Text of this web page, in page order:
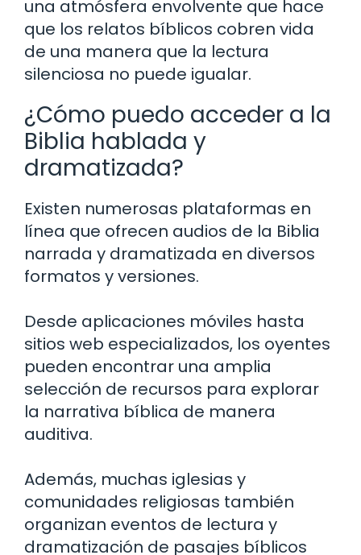
una atmósfera envolvente que hace
que los relatos bíblicos cobren vida
de una manera que la lectura
silenciosa no puede igualar.
¿Cómo puedo acceder a la
Biblia hablada y
dramatizada?
Existen numerosas plataformas en
línea que ofrecen audios de la Biblia
narrada y dramatizada en diversos
formatos y versiones.
Desde aplicaciones móviles hasta
sitios web especializados, los oyentes
pueden encontrar una amplia
selección de recursos para explorar
la narrativa bíblica de manera
auditiva.
Además, muchas iglesias y
comunidades religiosas también
organizan eventos de lectura y
dramatización de pasajes bíblicos